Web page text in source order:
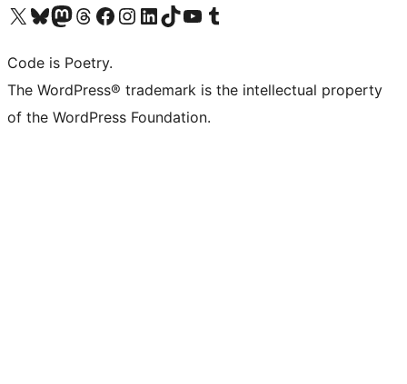
Navštivte náš účet na X (dříve Twitter)
Navštivte náš Bluesky účetNavštivte náš účet Mastodon
Navštivte náš Threads účetNavštivte naši stránku na Facebooku
Navštivte náš Instagram účetNavštivte náš LinkedIn účetNavštivte náš TikTok účetNavštivte náš YouTube kanálNavštivte náš Tumblr účet
Code is Poetry.
The WordPress® trademark is the intellectual property
of the WordPress Foundation.